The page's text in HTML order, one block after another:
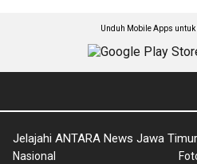
Unduh Mobile Apps untuk
Jelajahi ANTARA News Jawa Timur
Nasional